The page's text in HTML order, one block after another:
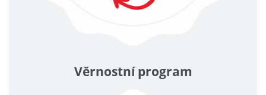
Věrnostní program